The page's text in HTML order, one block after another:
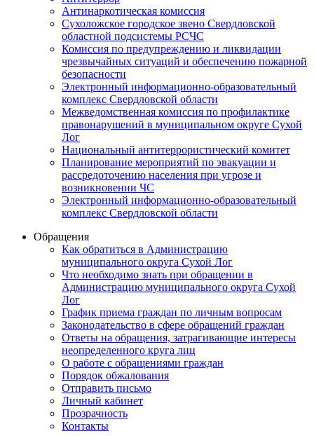
Антинаркотическая комиссия
Сухоложское городское звено Свердловской
областной подсистемы РСЧС
Комиссия по предупреждению и ликвидации
чрезвычайных ситуаций и обеспечению пожарной
безопасности
Электронный информационно-образовательный
комплекс Cвердловской области
Межведомственная комиссия по профилактике
правонарушений в муниципальном округе Сухой
Лог
Национальный антитеррористический комитет
Планирование мероприятий по эвакуации и
рассредоточению населения при угрозе и
возникновении ЧС
Электронный информационно-образовательный
комплекс Свердловской области
Обращения
Как обратиться в Администрацию
муниципального округа Сухой Лог
Что необходимо знать при обращении в
Администрацию муниципального округа Сухой
Лог
График приема граждан по личным вопросам
Законодательство в сфере обращений граждан
Ответы на обращения, затрагивающие интересы
неопределенного круга лиц
О работе с обращениями граждан
Порядок обжалования
Отправить письмо
Личный кабинет
Прозрачность
Контакты